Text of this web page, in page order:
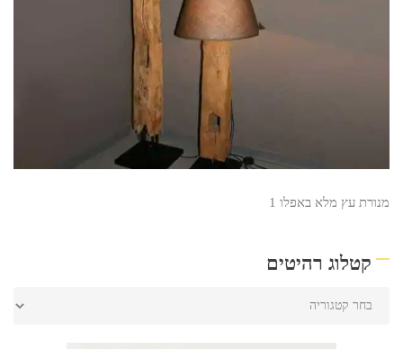
מנורת עץ מלא באפלו 1
קטלוג רהיטים